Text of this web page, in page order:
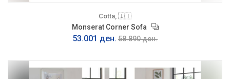
Cotta, 🇮🇹
Monserat Corner Sofa
53.001 ден. 58.890 ден.